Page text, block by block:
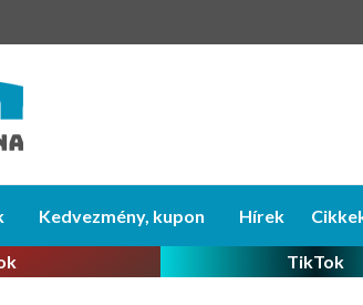
Kedvezmény, kupon Hírek
TikTok